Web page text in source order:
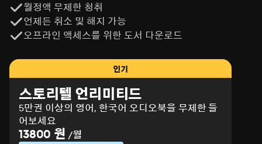
월정액 무제한 청취
언제든 취소 및 해지 가능
오프라인 액세스를 위한 도서 다운로드
인기
스토리텔 언리미티드
5만권 이상의 영어, 한국어 오디오북을 무제한 들
어보세요
13800 원 /월